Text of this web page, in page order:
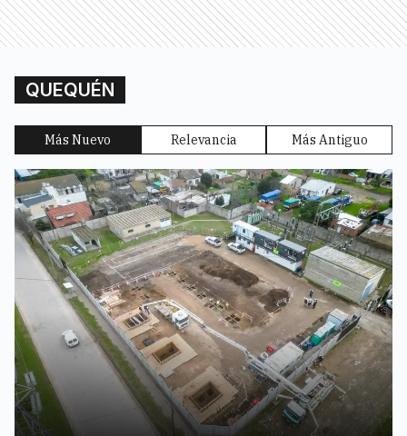
QUEQUÉN
Más Nuevo Relevancia Más Antiguo